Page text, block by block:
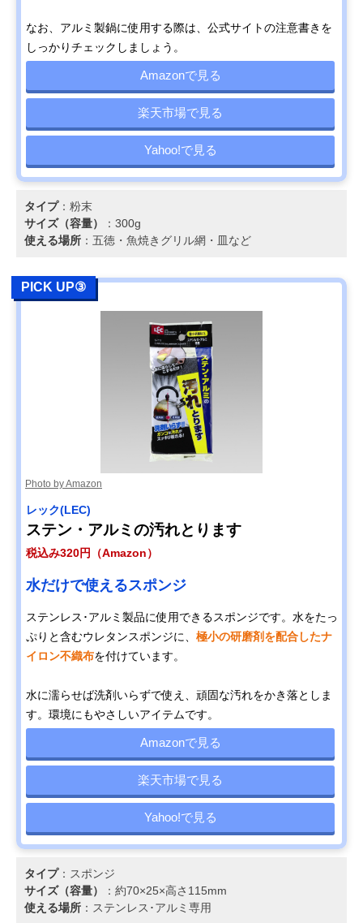
なお、アルミ製鍋に使用する際は、公式サイトの注意書きを
しっかりチェックしましょう。
Amazonで見る
楽天市場で見る
Yahoo!で見る
タイプ：粉末
サイズ（容量）
：300g
使える場所 ：五徳・魚焼きグリル網・皿など
PICK UP③
Photo by Amazon
レック(LEC)
ステン・アルミの汚れとります
税込み320円（Amazon）
水だけで使えるスポンジ
ステンレス･アルミ製品に使用できるスポンジです。水をたっ
ぷりと含むウレタンスポンジに、 極小の研磨剤を配合したナ
イロン不織布を付けています。
水に濡らせば洗剤いらずで使え、頑固な汚れをかき落としま
す。環境にもやさしいアイテムです。
Amazonで見る
楽天市場で見る
Yahoo!で見る
タイプ：スポンジ
サイズ（容量）
：約70×25×高さ115mm
使える場所 ：ステンレス･アルミ専用